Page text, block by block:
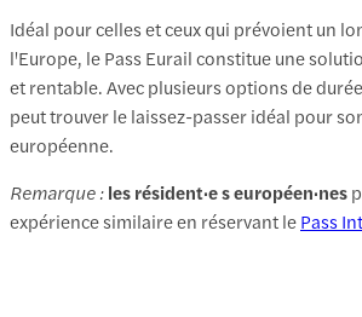
Idéal pour celles et ceux qui prévoient un
l'Europe, le Pass Eurail constitue une
et rentable. Avec plusieurs options de
peut trouver le laissez-passer idéal pour
européenne.
Remarque :les résident·e s européen·nes
expérience similaire en réservant lePass